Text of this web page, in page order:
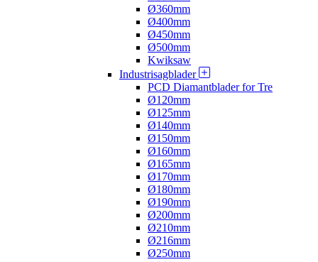
Ø360mm
Ø400mm
Ø450mm
Ø500mm
Kwiksaw
Industrisagblader
PCD Diamantblader for Tre
Ø120mm
Ø125mm
Ø140mm
Ø150mm
Ø160mm
Ø165mm
Ø170mm
Ø180mm
Ø190mm
Ø200mm
Ø210mm
Ø216mm
Ø250mm